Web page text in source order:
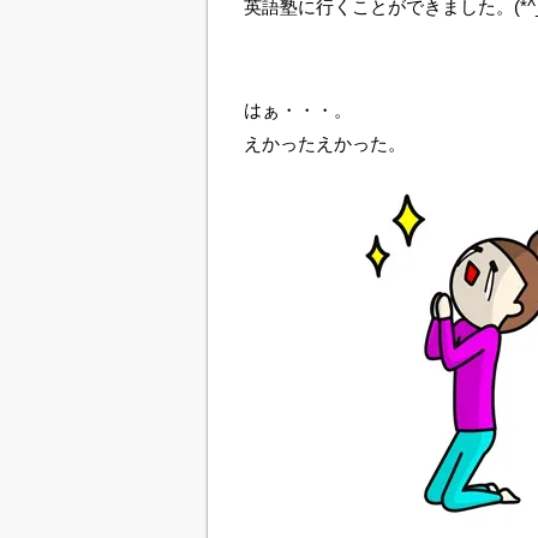
英語塾に行くことができました。
はぁ・・・。
えかったえかった。